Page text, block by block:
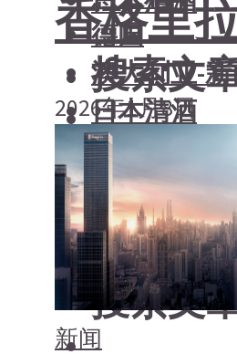
搜索文
搜索文
德国
澳大利亚-
日本清酒
搜索文
搜索文
香格里
2026年1月8日
新闻